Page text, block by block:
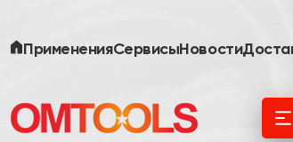
ПримененияСервисыНовости